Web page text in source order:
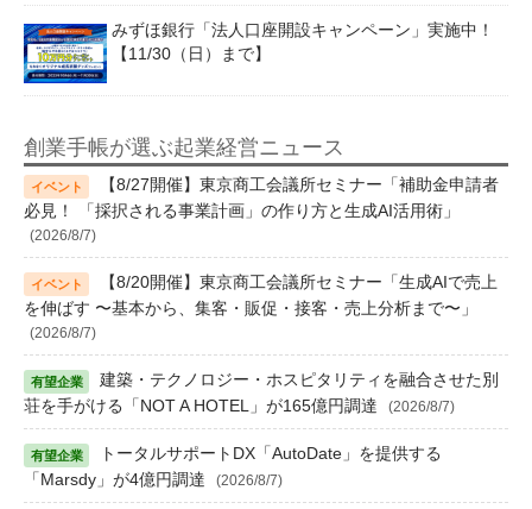
みずほ銀行「法人口座開設キャンペーン」実施中！
【11/30（日）まで】
創業手帳が選ぶ起業経営ニュース
【8/27開催】東京商工会議所セミナー「補助金申請者
必見！ 「採択される事業計画」の作り方と生成AI活用術」
(2026/8/7)
【8/20開催】東京商工会議所セミナー「生成AIで売上
を伸ばす 〜基本から、集客・販促・接客・売上分析まで〜」
(2026/8/7)
建築・テクノロジー・ホスピタリティを融合させた別
荘を手がける「NOT A HOTEL」が165億円調達
(2026/8/7)
トータルサポートDX「AutoDate」を提供する
「Marsdy」が4億円調達
(2026/8/7)